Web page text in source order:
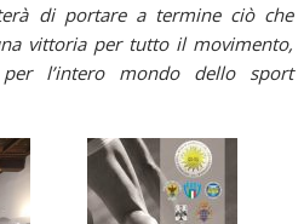
di portare a termine ciò che
vittoria per tutto il movimento,
l’intero mondo dello sport